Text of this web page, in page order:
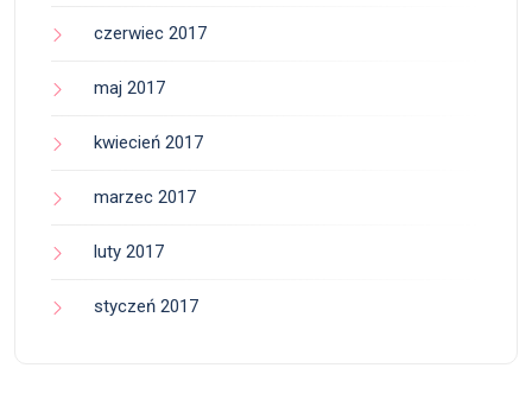
czerwiec 2017
maj 2017
kwiecień 2017
marzec 2017
luty 2017
styczeń 2017